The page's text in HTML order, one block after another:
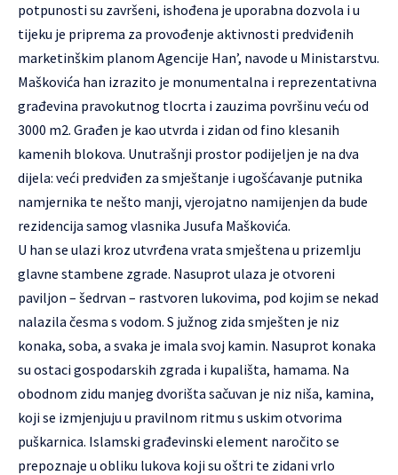
potpunosti su završeni, ishođena je uporabna dozvola i u
tijeku je priprema za provođenje aktivnosti predviđenih
marketinškim planom Agencije Han’, navode u Ministarstvu.
Maškovića han izrazito je monumentalna i reprezentativna
građevina pravokutnog tlocrta i zauzima površinu veću od
3000 m2. Građen je kao utvrda i zidan od fino klesanih
kamenih blokova. Unutrašnji prostor podijeljen je na dva
dijela: veći predviđen za smještanje i ugošćavanje putnika
namjernika te nešto manji, vjerojatno namijenjen da bude
rezidencija samog vlasnika Jusufa Maškovića.
U han se ulazi kroz utvrđena vrata smještena u prizemlju
glavne stambene zgrade. Nasuprot ulaza je otvoreni
paviljon – šedrvan – rastvoren lukovima, pod kojim se nekad
nalazila česma s vodom. S južnog zida smješten je niz
konaka, soba, a svaka je imala svoj kamin. Nasuprot konaka
su ostaci gospodarskih zgrada i kupališta, hamama. Na
obodnom zidu manjeg dvorišta sačuvan je niz niša, kamina,
koji se izmjenjuju u pravilnom ritmu s uskim otvorima
puškarnica. Islamski građevinski element naročito se
prepoznaje u obliku lukova koji su oštri te zidani vrlo